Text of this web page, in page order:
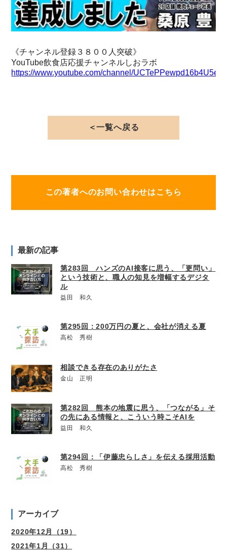
《チャンネル登録３８００人突破》
YouTube飲食店応援チャンネルしおラボ
https://www.youtube.com/channel/
＜一覧へ戻る
この著者へのお問い合わせはこちら
最新の記事
第283回 ハンズのAI接客に思う、「更問い」
という技術と、職人の知見を増幅するデジタ
ル
益田 和久
第295回：200万円の夏と、会社が消える夏
高松 秀樹
相談できる存在のありがたさ
金山 正明
第282回 熊本の地震に思う、「つながる」そ
の先にある情報と、こういう時こそAIを
益田 和久
第294回：「伊藤忠らしさ」を伝える採用活動
高松 秀樹
アーカイブ
2020年12月（19）
2021年1月（31）